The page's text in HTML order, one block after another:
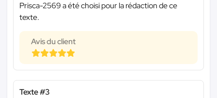
Prisca-2569 a été choisi pour la rédaction de ce
texte.
Avis du client
Texte #3